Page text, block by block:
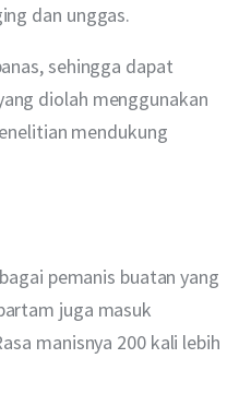
dan unggas.
sehingga dapat
diolah menggunakan
mendukung
pemanis buatan yang
juga masuk
manisnya 200 kali lebih